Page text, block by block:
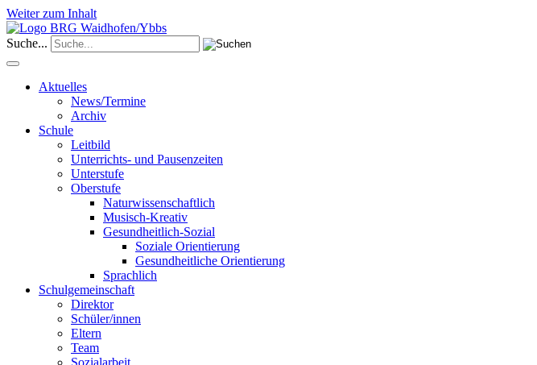
Weiter zum Inhalt
Suche...
Aktuelles
News/Termine
Archiv
Schule
Leitbild
Unterrichts- und Pausenzeiten
Unterstufe
Oberstufe
Naturwissenschaftlich
Musisch-Kreativ
Gesundheitlich-Sozial
Soziale Orientierung
Gesundheitliche Orientierung
Sprachlich
Schulgemeinschaft
Direktor
Schüler/innen
Eltern
Team
Sozialarbeit